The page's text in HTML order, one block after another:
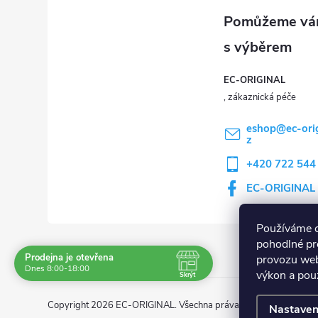
Používáme
pohodlné
provozu
výkon a
EC-ORIGINAL
eshop@ec-
z
+420 722
EC-ORIGINAL
Copyright 2026 EC-ORIGINAL. Všechna práva vyhrazena.
Prodejna je otevřena
Dnes 8:00-18:00
Skrýt
Navštivte nás osobně
Po
8:00 - 18:00